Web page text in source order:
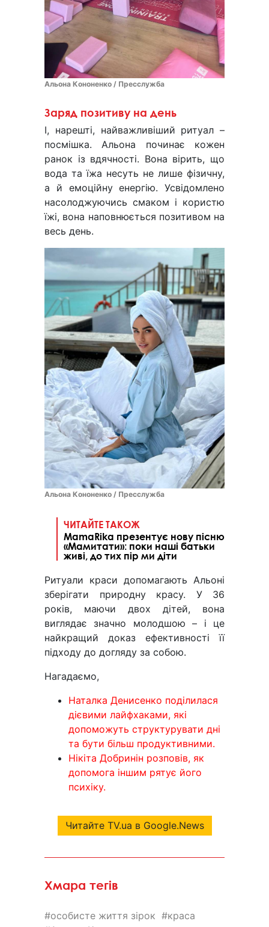
Альона Кононенко / Пресслужба
Заряд позитиву на день
І, нарешті, найважливіший ритуал –
посмішка. Альона починає кожен
ранок із вдячності. Вона вірить, що
вода та їжа несуть не лише фізичну,
а й емоційну енергію. Усвідомлено
насолоджуючись смаком і користю
їжі, вона наповнюється позитивом на
весь день.
Альона Кононенко / Пресслужба
ЧИТАЙТЕ ТАКОЖ
MamaRika презентує нову пісню
«Мамитати»: поки наші батьки
живі, до тих пір ми діти
Ритуали краси допомагають Альоні
зберігати природну красу. У 36
років, маючи двох дітей, вона
виглядає значно молодшою – і це
найкращий доказ ефективності її
підходу до догляду за собою.
Нагадаємо,
Наталка Денисенко поділилася
дієвими лайфхаками, які
допоможуть структурувати дні
та бути більш продуктивними.
Нікіта Добринін розповів, як
допомога іншим рятує його
психіку.
Читайте TV.ua в Google.News
Хмара тегів
особисте життя зірок
краса